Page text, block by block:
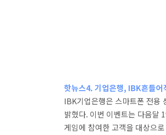
핫뉴스4. 기업은행, IBK흔들어
IBK기업은행은 스마트폰 전용
밝혔다. 이번 이벤트는 다음달
게임에 참여한 고객을 대상으